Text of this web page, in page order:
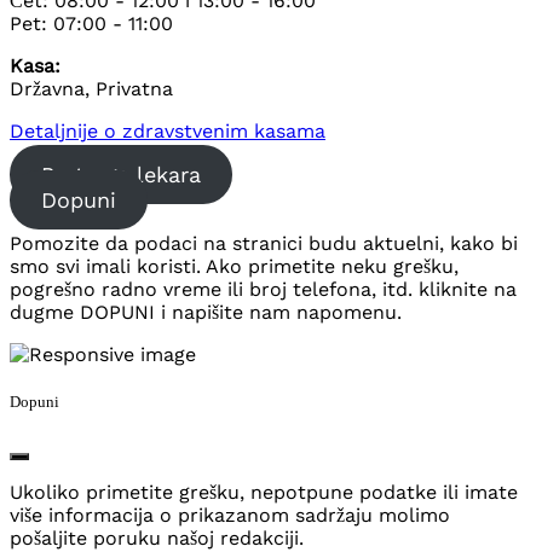
Pet: 07:00 - 11:00
Kasa:
Državna, Privatna
Detaljnije o zdravstvenim kasama
Pretraga lekara
Dopuni
Pomozite da podaci na stranici budu aktuelni, kako bi
smo svi imali koristi. Ako primetite neku grešku,
pogrešno radno vreme ili broj telefona, itd. kliknite na
dugme DOPUNI i napišite nam napomenu.
Dopuni
Ukoliko primetite grešku, nepotpune podatke ili imate
više informacija o prikazanom sadržaju molimo
pošaljite poruku našoj redakciji.